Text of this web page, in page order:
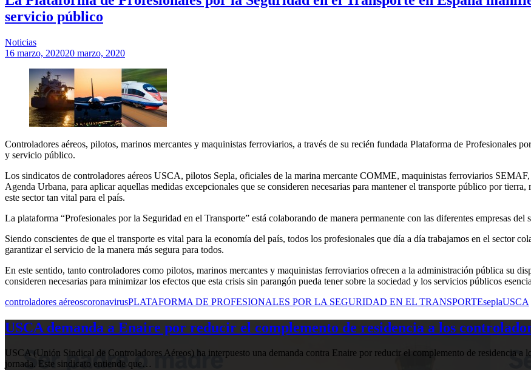
servicio público
Noticias
16 marzo, 202020 marzo, 2020
Controladores aéreos, pilotos, marinos mercantes y maquinistas ferroviarios, a través de su recién fundada Plataforma de Profesionales
y servicio público.
Los sindicatos de controladores aéreos USCA, pilotos Sepla, oficiales de la marina mercante COMME, maquinistas ferroviarios
Agenda Urbana, para aplicar aquellas medidas excepcionales que se consideren necesarias para mantener el transporte público por
este sector tan vital para el país.
La plataforma “Profesionales por la Seguridad en el Transporte” está colaborando de manera permanente con las diferentes empresas del
Siendo conscientes de que el transporte es vital para la economía del país, todos los profesionales que día a día trabajamos en el sector
garantizar el servicio de la manera más segura para todos.
En este sentido, tanto controladores como pilotos, marinos mercantes y maquinistas ferroviarios ofrecen a la administración pública su
consideren necesarias para minimizar los efectos que esta crisis sin parangón pueda tener sobre la sociedad y los servicios públicos
controladores aéreoscoronavirusPLATAFORMA DE PROFESIONALES POR LA SEGURIDAD EN EL TRANSPORTEseplaUSCA
USCA demanda a Enaire por reducir el complemento de residencia a los
USCA (Unión Sindical de Controladores Aéreos) ha interpuesto una demanda contra Enaire por reducir el complemento de residencia a
jornada. Este sindicato entiende que…